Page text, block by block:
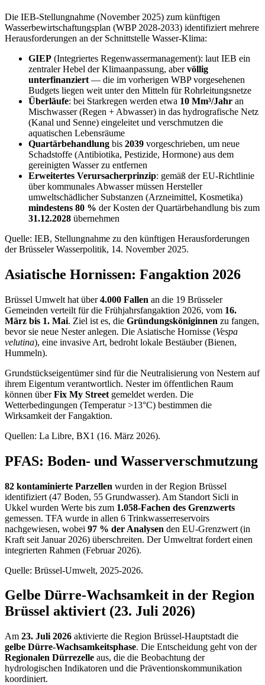
Die IEB-Stellungnahme (November 2025) zum künftigen
Wasserbewirtschaftungsplan (WBP 2028-2033) identifiziert mehrere
Herausforderungen an der Schnittstelle Wasser-Klima:
GIEP (Integriertes Regenwassermanagement): laut IEB ein
zentraler Hebel der Klimaanpassung, abervöllig
unterfinanziert — die im vorherigen WBP vorgesehenen
Budgets liegen weit unter den Mitteln für Rohrleitungsnetze
Überläufe: bei Starkregen werden etwa 10 Mm³/Jahr an
Mischwasser (Regen + Abwasser) in das hydrografische Netz
(Kanal und Senne) eingeleitet und verschmutzen die
aquatischen Lebensräume
Quartärbehandlung bis 2039 vorgeschrieben, um neue
Schadstoffe (Antibiotika, Pestizide, Hormone) aus dem
gereinigten Wasser zu entfernen
Erweitertes Verursacherprinzip: gemäß der EU-Richtlinie
über kommunales Abwasser müssen Hersteller
umweltschädlicher Substanzen (Arzneimittel, Kosmetika)
mindestens 80 % der Kosten der Quartärbehandlung bis zum
31.12.2028 übernehmen
Quelle: IEB, Stellungnahme zu den künftigen Herausforderungen
der Brüsseler Wasserpolitik, 14. November 2025.
Asiatische Hornissen: Fangaktion 2026
Brüssel Umwelt hat über4.000 Fallen an die 19 Brüsseler
Gemeinden verteilt für die Frühjahrsfangaktion 2026, vom 16.
März bis 1. Mai. Ziel ist es, die Gründungsköniginnen zu fangen,
bevor sie neue Nester anlegen. Die Asiatische Hornisse (Vespa
velutina), eine invasive Art, bedroht lokale Bestäuber (Bienen,
Hummeln).
Grundstückseigentümer sind für die Neutralisierung von Nestern auf
ihrem Eigentum verantwortlich. Nester im öffentlichen Raum
können überFix My Street gemeldet werden. Die
Wetterbedingungen (Temperatur >13°C) bestimmen die
Wirksamkeit der Fangaktion.
Quellen: La Libre, BX1 (16. März 2026).
PFAS: Boden- und Wasserverschmutzung
82 kontaminierte Parzellen wurden in der Region Brüssel
identifiziert (47 Boden, 55 Grundwasser). Am Standort Sicli in
Ukkel wurden Werte bis zum 1.058-Fachen des Grenzwerts
gemessen. TFA wurde in allen 6 Trinkwasserreservoirs
nachgewiesen, wobei 97 % der Analysen den EU-Grenzwert (in
Kraft seit Januar 2026) überschreiten. Der Umweltrat fordert einen
integrierten Rahmen (Februar 2026).
Quelle: Brüssel-Umwelt, 2025-2026.
Gelbe Dürre-Wachsamkeit in der Region
Brüssel aktiviert (23. Juli 2026)
Am 23. Juli 2026 aktivierte die Region Brüssel-Hauptstadt die
gelbe Dürre-Wachsamkeitsphase. Die Entscheidung geht von der
Regionalen Dürrezelle aus, die die Beobachtung der
hydrologischen Indikatoren und die Präventionskommunikation
koordiniert.